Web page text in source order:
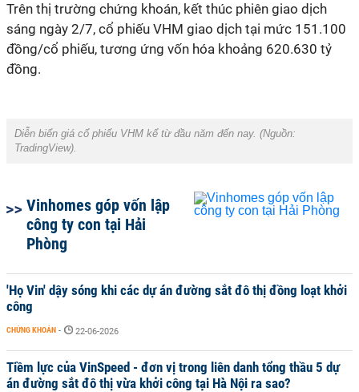
Trên thị trường chứng khoán, kết thúc phiên giao dịch
sáng ngày 2/7, cổ phiếu VHM giao dịch tại mức 151.100
đồng/cổ phiếu, tương ứng vốn hóa khoảng 620.630 tỷ
đồng.
Diễn biến giá cổ phiếu VHM kể từ đầu năm đến nay. (Nguồn:
TradingView).
Vinhomes góp vốn lập
công ty con tại Hải
Phòng
'Họ Vin' dậy sóng khi các dự án đường sắt đô thị đồng loạt khởi
công
CHỨNG KHOÁN - 22-06-2026
Tiềm lực của VinSpeed - đơn vị trong liên danh tổng thầu 5 dự
án đường sắt đô thị vừa khởi công tại Hà Nội ra sao?